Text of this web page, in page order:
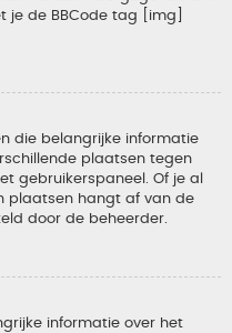
je de BBCode tag [img]
die belangrijke informatie
plaatsen tegen
gebruikerspaneel. Of je al
plaatsen hangt af van de
door de beheerder.
informatie over het